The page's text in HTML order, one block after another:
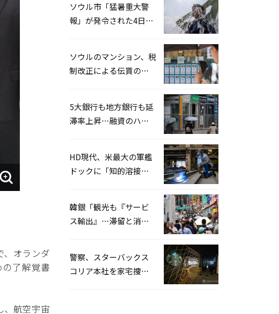
、オランダ
の了解覚書
、航空宇宙
ソウル市「猛暑重大警
報」が発令された4日、
ソウルのマンション、税
制改正による伝貰の月
5大銀行も地方銀行も延
滞率上昇…融資のハー
HD現代、米最大の軍艦
ドックに「知的溶接」
韓銀「観光も『サービ
ス輸出』…滞留と消費
警察、スターバックス
コリア本社を家宅捜